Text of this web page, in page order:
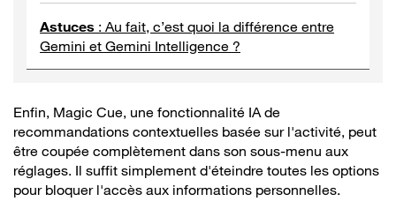
Astuces : Au fait, c’est quoi la différence entre
Gemini et Gemini Intelligence ?
Enfin, Magic Cue, une fonctionnalité IA de
recommandations contextuelles basée sur l'activité, peut
être coupée complètement dans son sous-menu aux
réglages. Il suffit simplement d'éteindre toutes les options
pour bloquer l'accès aux informations personnelles.